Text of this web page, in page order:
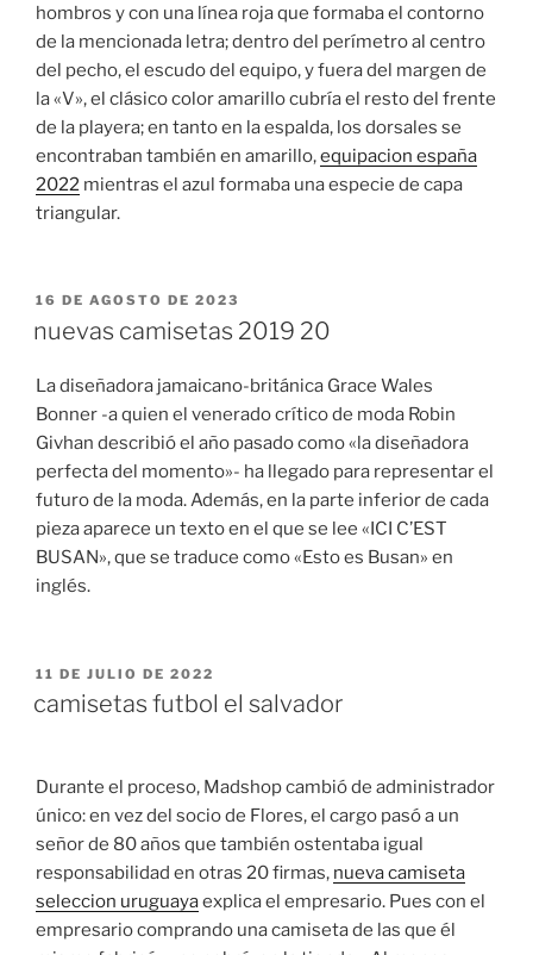
hombros y con una línea roja que formaba el contorno
de la mencionada letra; dentro del perímetro al centro
del pecho, el escudo del equipo, y fuera del margen de
la «V», el clásico color amarillo cubría el resto del frente
de la playera; en tanto en la espalda, los dorsales se
encontraban también en amarillo,equipacion españa
2022 mientras el azul formaba una especie de capa
triangular.
PUBLICADO
16 DE AGOSTO DE 2023
nuevas camisetas 2019 20
La diseñadora jamaicano-británica Grace Wales
Bonner -a quien el venerado crítico de moda Robin
Givhan describió el año pasado como «la diseñadora
perfecta del momento»- ha llegado para representar el
futuro de la moda. Además, en la parte inferior de cada
pieza aparece un texto en el que se lee «ICI C’EST
BUSAN», que se traduce como «Esto es Busan» en
inglés.
PUBLICADO
11 DE JULIO DE 2022
camisetas futbol el salvador
Durante el proceso, Madshop cambió de administrador
único: en vez del socio de Flores, el cargo pasó a un
señor de 80 años que también ostentaba igual
responsabilidad en otras 20 firmas, nueva camiseta
seleccion uruguayaexplica el empresario. Pues con el
empresario comprando una camiseta de las que él